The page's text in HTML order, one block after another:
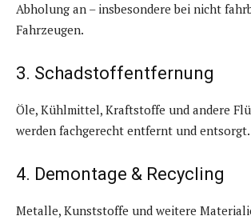
Abholung an – insbesondere bei nicht
Fahrzeugen.
3. Schadstoffentfernung
Öle, Kühlmittel, Kraftstoffe und andere
werden fachgerecht entfernt und entsorgt.
4. Demontage & Recycling
Metalle, Kunststoffe und weitere